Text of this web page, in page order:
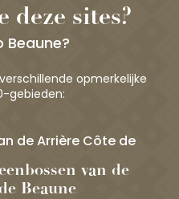
deze sites?
Beaune?
opmerkelijke
gebieden:
de Arrière Côte de
van de
Beaune